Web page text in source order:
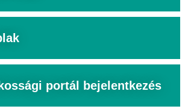
portál bejelentkezés